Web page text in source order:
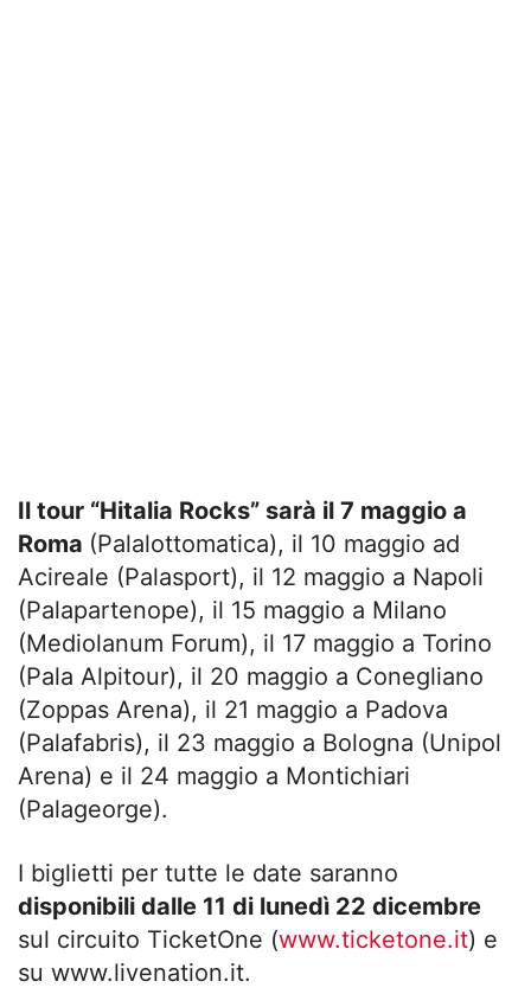
Il tour “Hitalia Rocks” sarà il 7 maggio a
Roma (Palalottomatica), il 10 maggio ad
Acireale (Palasport), il 12 maggio a Napoli
(Palapartenope), il 15 maggio a Milano
(Mediolanum Forum), il 17 maggio a Torino
(Pala Alpitour), il 20 maggio a Conegliano
(Zoppas Arena), il 21 maggio a Padova
(Palafabris), il 23 maggio a Bologna (Unipol
Arena) e il 24 maggio a Montichiari
(Palageorge).
I biglietti per tutte le date saranno
disponibili dalle 11 di lunedì 22 dicembre
sul circuito TicketOne (www.ticketone.it) e
su www.livenation.it.